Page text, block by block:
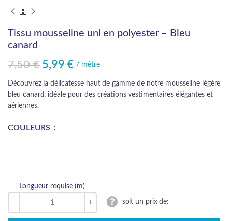
Tissu mousseline uni en polyester – Bleu
canard
7,50€
Le prix initial était : 7,50 €.
5,99 €
Le prix actuel est : 5,99 €./ mètre
Découvrez la délicatesse haut de gamme de notre mousseline légère
bleu canard, idéale pour des créations vestimentaires élégantes et
aériennes.
COULEURS
Longueur requise (m)
soit un prix de: